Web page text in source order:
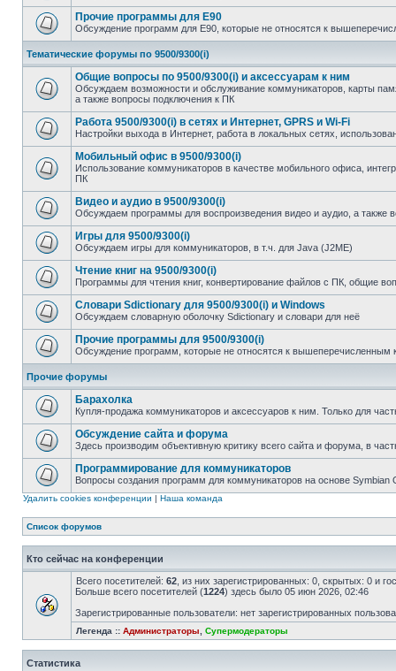
Прочие программы для E90
Обсуждение программ для E90, которые не относятся к
Тематические форумы по 9500/9300(i)
Общие вопросы по 9500/9300(i) и аксессуарам к ним
Обсуждаем возможности и обслуживание коммуникаторов, карты
а также вопросы подключения к ПК
Работа 9500/9300(i) в сетях и Интернет, GPRS и Wi-Fi
Настройки выхода в Интернет, работа в локальных сетях,
Мобильный офис в 9500/9300(i)
Использование коммуникаторов в качестве мобильного офиса,
ПК
Видео и аудио в 9500/9300(i)
Обсуждаем программы для воспроизведения видео и аудио, а также
Игры для 9500/9300(i)
Обсуждаем игры для коммуникаторов, в т.ч. для Java (J2ME)
Чтение книг на 9500/9300(i)
Программы для чтения книг, конвертирование файлов с ПК, общие
Словари Sdictionary для 9500/9300(i) и Windows
Обсуждаем словарную оболочку Sdictionary и словари для неё
Прочие программы для 9500/9300(i)
Обсуждение программ, которые не относятся к вышеперечисленным
Прочие форумы
Барахолка
Купля-продажа коммуникаторов и аксессуаров к ним. Только для
Обсуждение сайта и форума
Здесь производим объективную критику всего сайта и форума, в
Программирование для коммуникаторов
Вопросы создания программ для коммуникаторов на основе Symbian
Удалить cookies конференции | Наша команда
Список форумов
Кто сейчас на конференции
Всего посетителей: 62 , из них зарегистрированных: 0, скрытых: 0 и
Больше всего посетителей (1224) здесь было 05 июн 2026, 02:46
Зарегистрированные пользователи: нет зарегистрированных
Легенда :: Администраторы Супермодераторы
Статистика